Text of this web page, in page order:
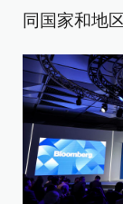
同国家和地